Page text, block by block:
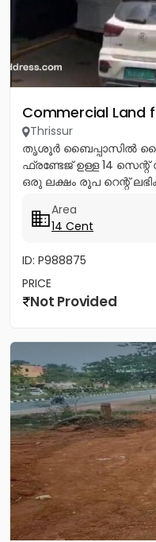
Commercial Land
Thrissur
തൃശൂർ ബൈപ്പാസിൽ
ഫ്രണ്ടേജ് ഉള്ള 14
ഒരു ലക്ഷം രൂപ റെന്റ്
Area
14 Cent
ID: P988875
PRICE
Not Provided